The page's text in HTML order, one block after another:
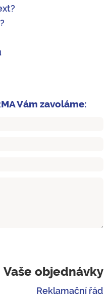
Vám zavoláme:
Vaše objednávky
Reklamační řád